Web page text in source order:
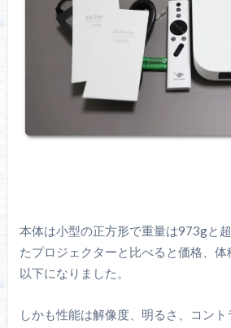
本体は小型の正方形で重量は973gと
たプロジェクターと比べると価格、
以下になりました。
しかも性能は解像度、明るさ、コン